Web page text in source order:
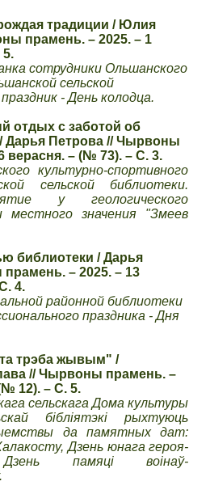
традиции / Юлия
прамень. – 2025. – 1
5.
сотрудники Ольшанского
сельской
- День колодца.
отдых с заботой об
Дарья Петрова // Чырвоны
верасня. – (№ 73). – С. 3.
культурно-спортивного
сельской библиотеки.
у геологического
местного значения "Змеев
библиотеки / Дарья
– 2025. – 13
4.
районной библиотеки
праздника - Дня
трэба жывым" /
// Чырвоны прамень. –
12). – С. 5.
сельскага Дома культуры
бібліятэкі рыхтуюць
да памятных дат:
Дзень юнага героя-
памяці воінаў-